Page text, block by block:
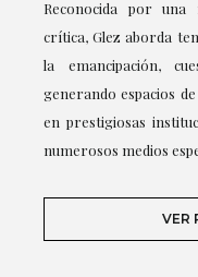
Reconocida por
crítica, Glez aborda
la emancipación,
generando espacios
en prestigiosas
numerosos medios
VER